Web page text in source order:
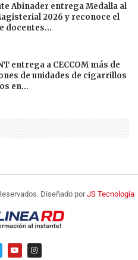
Abinader entrega Medalla al
2026 y reconoce el
docentes...
entrega a CECCOM más de
de unidades de cigarrillos
en...
Diseñado porJS Tecnología